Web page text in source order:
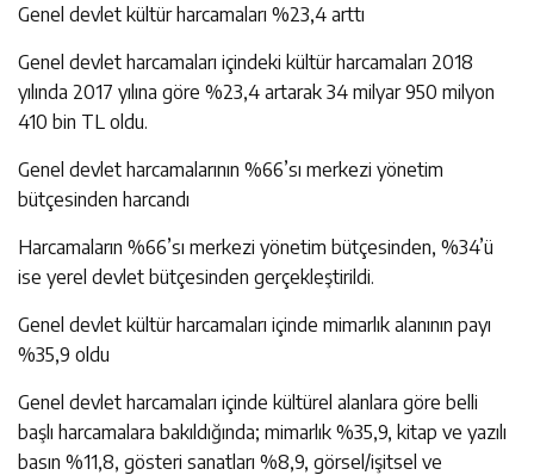
Genel devlet kültür harcamaları %23,4 arttı
Genel devlet harcamaları içindeki kültür harcamaları 2018
yılında 2017 yılına göre %23,4 artarak 34 milyar 950 milyon
410 bin TL oldu.
Genel devlet harcamalarının %66’sı merkezi yönetim
bütçesinden harcandı
Harcamaların %66’sı merkezi yönetim bütçesinden, %34’ü
ise yerel devlet bütçesinden gerçekleştirildi.
Genel devlet kültür harcamaları içinde mimarlık alanının payı
%35,9 oldu
Genel devlet harcamaları içinde kültürel alanlara göre belli
başlı harcamalara bakıldığında; mimarlık %35,9, kitap ve yazılı
basın %11,8, gösteri sanatları %8,9, görsel/işitsel ve